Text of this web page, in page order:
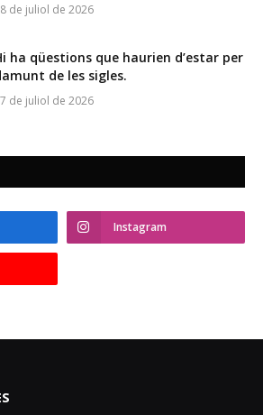
de juliol de 2026
ha qüestions que haurien d’estar per
de les sigles.
de juliol de 2026
Instagram